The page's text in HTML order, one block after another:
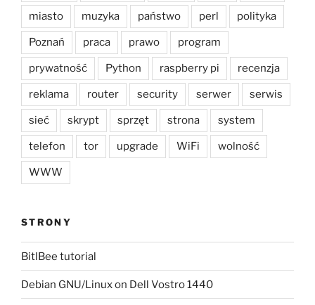
miasto muzyka państwo perl polityka
Poznań praca prawo program
prywatność Python raspberry pi recenzja
reklama router security serwer serwis
sieć skrypt sprzęt strona system
telefon tor upgrade WiFi wolność
WWW
STRONY
BitlBee tutorial
Debian GNU/Linux on Dell Vostro 1440